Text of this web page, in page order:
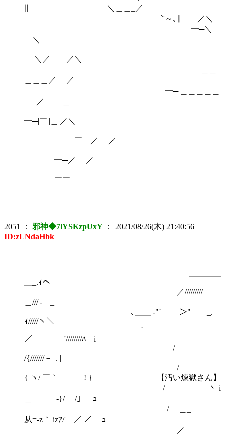
∥ ＼＿＿_／
`'～､∥ ／＼
━─＼
＼
＼／ ／＼
＿＿＿／ ／
━─|＿＿＿＿＿
___／ ＿
━─|￣||＿|／＼
￣ ／ ／
━─／ ／
￣￣
2051 ： 邪神◆7lYSKzpUxY ： 2021/08/26(木) 21:40:56
ID:zLNdaHbk
＿_.ｨヘ
／/////////
＿///|- _
､＿＿ -"´￣￣ ＞" _.
ｨ/////ヽ＼
´￣
／ '////////ﾊ i
/
/{///////－ |. |
/
{ ヽ/ ￣｀ |! } _ 【汚い煉獄さん】
/ 丶 i
＿ _ -}/ /」－ｭ
/ ＿_
从=-z｀ izｱ/' ／ ∠ －ｭ
／